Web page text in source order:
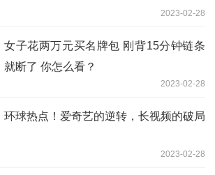
2023-02-28
女子花两万元买名牌包 刚背15分钟链条
就断了 你怎么看？
2023-02-28
环球热点！爱奇艺的逆转，长视频的破局
2023-02-28